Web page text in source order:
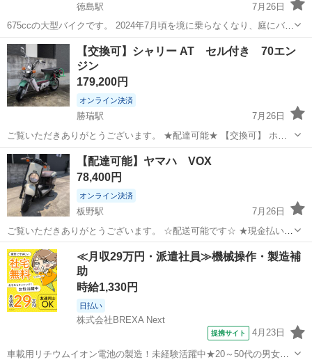
徳島駅
7月26日
675ccの大型バイクです。 2024年7月頃を境に乗らなくなり、庭にバイ
クカバーを掛けて放置しておりましたので廃車しました。 いつか乗ろ
うと置いておきましたが、ますますバイクに乗る時間が無いので手離
そうと思います。 バイク...
徳島 板野郡 徳島駅 その他
【交換可】シャリー AT セル付き 70エン
ジン
179,200円
オンライン決済
勝瑞駅
7月26日
ご覧いただきありがとうございます。 ★配達可能★ 【交換可】 ホン
ダ シャリー AT セル付き 70エンジン搭載 ※希少なオートマのシャリ
ーになります。 ※7月にキャブの清掃しました。 中古バイクになりま
すので...
徳島 板野郡 勝瑞駅 ホンダ
【配達可能】ヤマハ VOX
78,400円
オンライン決済
板野駅
7月26日
ご覧いただきありがとうございます。 ☆配送可能です☆ ★現金払い、
オンライン決算可能★ 【商品】 ■ヤマハ ■VOX ※バッテリー新品 ※
燃料の針が調子悪いです。あとブレーキの効きが悪いです。外装の色
褪せ等はあります...
徳島 板野郡 板野駅 ヤマハ
≪月収29万円・派遣社員≫機械操作・製造補
助
時給1,330円
日払い
株式会社BREXA Next
提携サイト 4月23日
車載用リチウムイオン電池の製造！未経験活躍中★20～50代の男女活